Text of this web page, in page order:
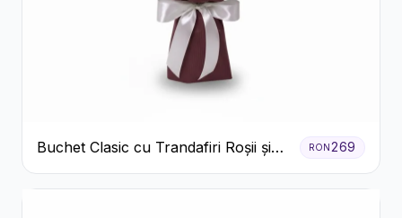
Buchet Clasic cu Trandafiri Roșii și
Crizanteme Albe
RON269